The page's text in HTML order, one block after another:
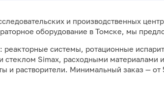
и производственных
оборудование в Томске, мы
реакторные системы, ротационные
стеклом Simax, расходными
и растворители. Минимальный заказ —